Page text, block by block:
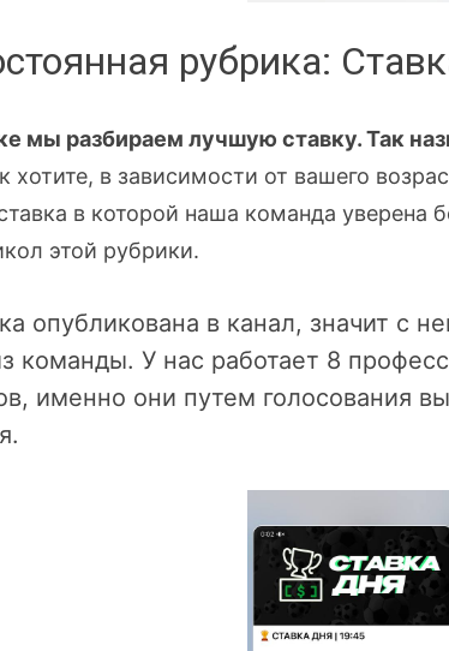
рубрика:
мы разбираем лучшую ставку. Так
хотите, в зависимости от вашего
в которой наша команда
этой рубрики.
опубликована в канал, значит с
команды. У нас работает 8
именно они путем голосования